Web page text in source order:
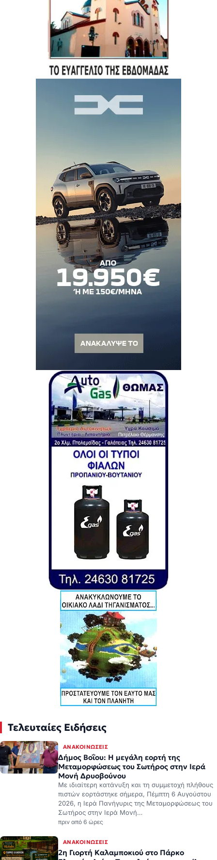
Τελευταίες Ειδήσεις
ΑΝΑΚΟΙΝΏΣΕΙΣ
Δήμος Βοΐου: Η μεγάλη εορτή της
Μεταμορφώσεως του Σωτήρος στην Ιερά
Μονή Δρυοβούνου
Με ιδιαίτερη κατάνυξη και τη συμμετοχή πλήθους
πιστών εορτάστηκε σήμερα, Πέμπτη 6 Αυγούστου
2026, η Ιερά Πανήγυρις της Μεταμορφώσεως του
Σωτήρος στην Ιερά Μονή…
πριν από 6 ώρες
ΑΝΑΚΟΙΝΏΣΕΙΣ
2η Γιορτή Καλαμποκιού στο Πάρκο